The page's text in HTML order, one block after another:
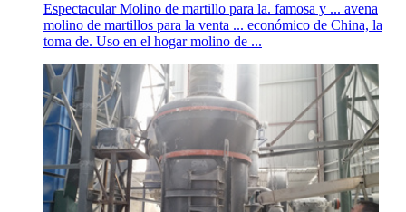
Espectacular Molino de martillo para la. famosa y ... avena
molino de martillos para la venta ... económico de China, la
toma de. Uso en el hogar molino de ...